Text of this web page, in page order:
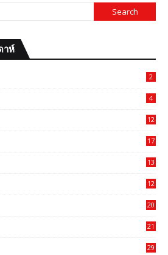
าห์
2
4
12
17
13
12
20
21
29